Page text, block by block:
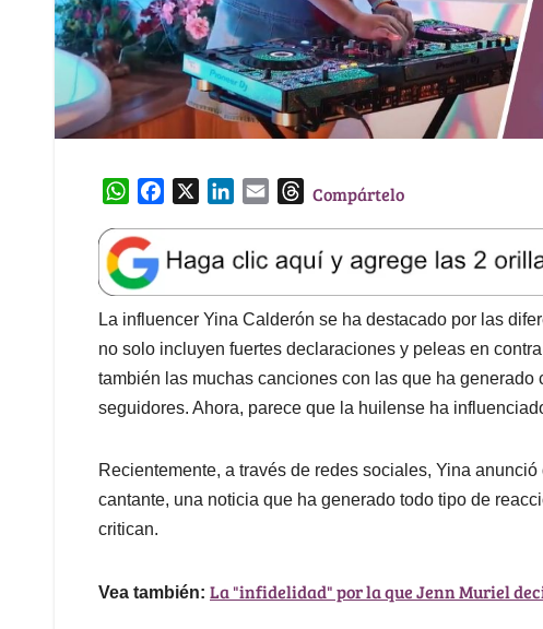
W
a
t
s
A
p
p
e
b
o
o
k
k
e
d
I
n
l
T
e
a
d
s
Compártelo
La influencer Yina Calderón se ha destacado por las
no solo incluyen fuertes declaraciones y peleas en
también las muchas canciones con las que ha
seguidores. Ahora, parece que la huilense ha
Recientemente, a través de redes sociales, Yina
cantante, una noticia que ha generado todo tipo de
critican.
Vea también: La "infidelidad" por la que Jenn Muriel